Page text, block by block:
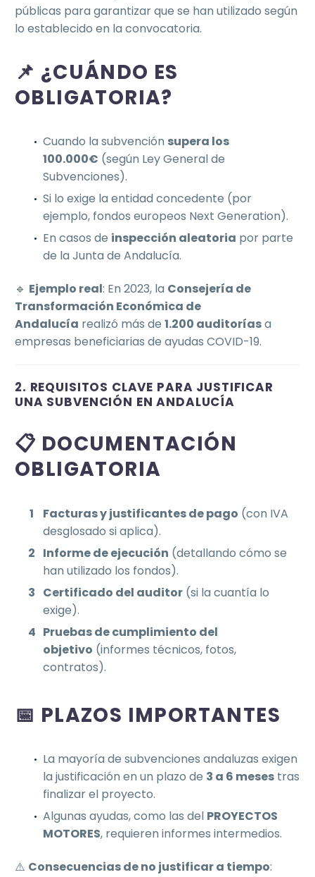
públicas para garantizar que se han utilizado según
lo establecido en la convocatoria.
📌 ¿CUÁNDO ES
OBLIGATORIA?
Cuando la subvención supera los
100.000€ (según Ley General de
Subvenciones).
Si lo exige la entidad concedente (por
ejemplo, fondos europeos Next Generation).
En casos de inspección aleatoria por parte
de la Junta de Andalucía.
🔹 Ejemplo real: En 2023, la Consejería de
Transformación Económica de
Andalucía realizó más de 1.200 auditoríasa
empresas beneficiarias de ayudas COVID-19.
2. REQUISITOS CLAVE PARA JUSTIFICAR
UNA SUBVENCIÓN EN ANDALUCÍA
📋 DOCUMENTACIÓN
OBLIGATORIA
Facturas y justificantes de pago (con IVA
desglosado si aplica).
Informe de ejecución (detallando cómo se
han utilizado los fondos).
Certificado del auditor (si la cuantía lo
exige).
Pruebas de cumplimiento del
objetivo (informes técnicos, fotos,
contratos).
📅 PLAZOS IMPORTANTES
La mayoría de subvenciones andaluzas exigen
la justificación en un plazo de 3 a 6 meses tras
finalizar el proyecto.
Algunas ayudas, como las del PROYECTOS
MOTORES, requieren informes intermedios.
⚠️ Consecuencias de no justificar a tiempo: